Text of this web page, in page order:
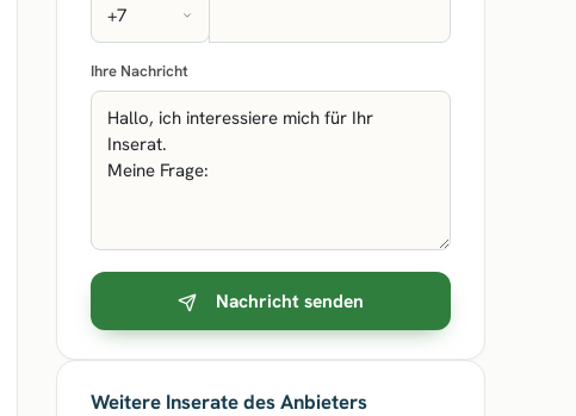
Ihre Nachricht
Nachricht senden
Weitere Inserate des Anbieters